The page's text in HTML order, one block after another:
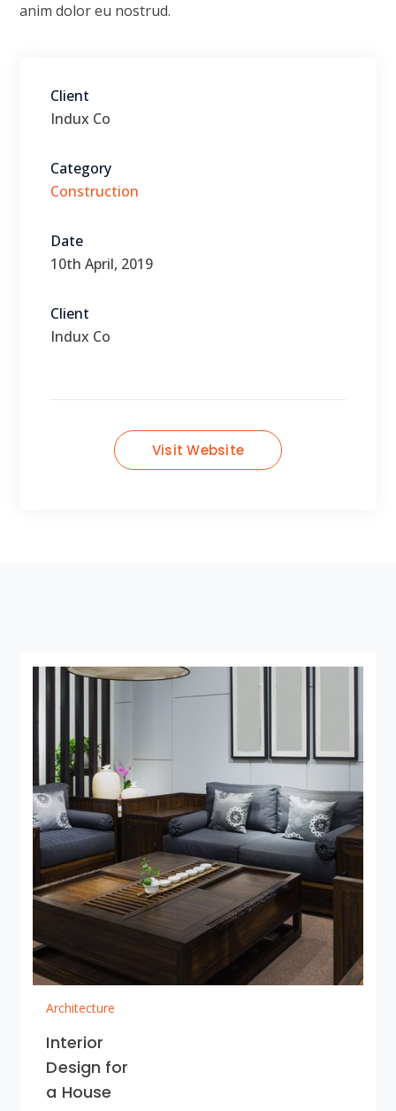
anim dolor eu nostrud.
Client
Indux Co
Category
Construction
Date
10th April, 2019
Client
Indux Co
Visit Website
Architecture
Interior
Design for
a House